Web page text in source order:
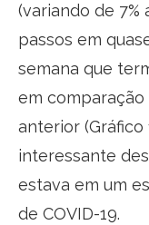
(variando de 7%
passos em
semana que
em
anterior (Gráfico
interessante
estava em um
de COVID-19.